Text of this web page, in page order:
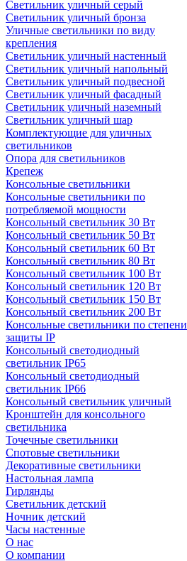
Светильник уличный серый
Светильник уличный бронза
Уличные светильники по виду
крепления
Светильник уличный настенный
Светильник уличный напольный
Светильник уличный подвесной
Светильник уличный фасадный
Светильник уличный наземный
Cветильник уличный шар
Комплектующие для уличных
светильников
Опора для светильников
Крепеж
Консольные светильники
Консольные светильники по
потребляемой мощности
Консольный светильник 30 Вт
Консольный светильник 50 Вт
Консольный светильник 60 Вт
Консольный светильник 80 Вт
Консольный светильник 100 Вт
Консольный светильник 120 Вт
Консольный светильник 150 Вт
Консольный светильник 200 Вт
Консольные светильники по степени
защиты IP
Консольный светодиодный
светильник IP65
Консольный светодиодный
светильник IP66
Консольный светильник уличный
Кронштейн для консольного
светильника
Точечные светильники
Спотовые светильники
Декоративные светильники
Настольная лампа
Гирлянды
Светильник детский
Ночник детский
Часы настенные
О нас
О компании